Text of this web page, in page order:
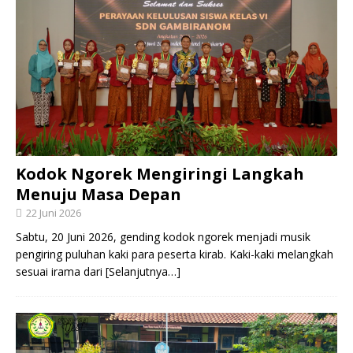
Kodok Ngorek Mengiringi Langkah
Menuju Masa Depan
22 Juni 2026
Sabtu, 20 Juni 2026, gending kodok ngorek menjadi musik
pengiring puluhan kaki para peserta kirab. Kaki-kaki melangkah
sesuai irama dari [Selanjutnya…]